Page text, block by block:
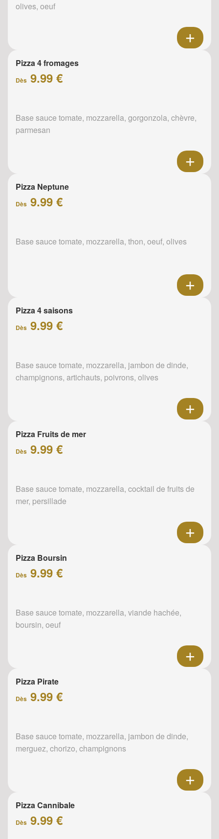
olives, oeuf
Pizza 4 fromages
Dès 9.99 €
Base sauce tomate, mozzarella, gorgonzola, chèvre,
parmesan
Pizza Neptune
Dès 9.99 €
Base sauce tomate, mozzarella, thon, oeuf, olives
Pizza 4 saisons
Dès 9.99 €
Base sauce tomate, mozzarella, jambon de dinde,
champignons, artichauts, poivrons, olives
Pizza Fruits de mer
Dès 9.99 €
Base sauce tomate, mozzarella, cocktail de fruits de
mer, persillade
Pizza Boursin
Dès 9.99 €
Base sauce tomate, mozzarella, viande hachée,
boursin, oeuf
Pizza Pirate
Dès 9.99 €
Base sauce tomate, mozzarella, jambon de dinde,
merguez, chorizo, champignons
Pizza Cannibale
Dès 9.99 €